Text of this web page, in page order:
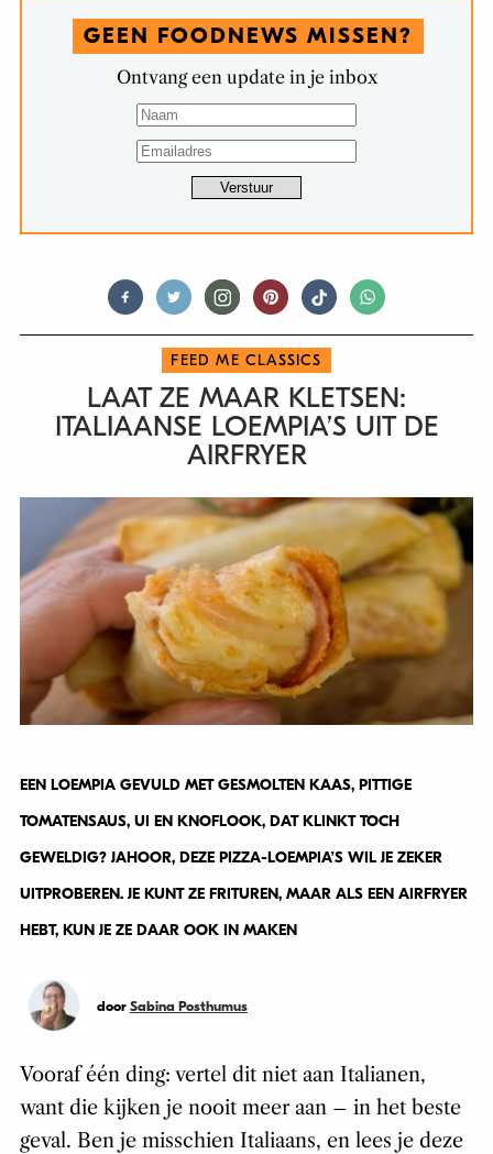
GEEN FOODNEWS MISSEN?
Ontvang een update in je inbox
FEED ME CLASSICS
LAAT ZE MAAR KLETSEN:
ITALIAANSE LOEMPIA’S UIT DE
AIRFRYER
EEN LOEMPIA GEVULD MET GESMOLTEN KAAS, PITTIGE
TOMATENSAUS, UI EN KNOFLOOK, DAT KLINKT TOCH
GEWELDIG? JAHOOR, DEZE PIZZA-LOEMPIA’S WIL JE ZEKER
UITPROBEREN. JE KUNT ZE FRITUREN, MAAR ALS EEN AIRFRYER
HEBT, KUN JE ZE DAAR OOK IN MAKEN
door Sabina Posthumus
Vooraf één ding: vertel dit niet aan Italianen,
want die kijken je nooit meer aan – in het beste
geval. Ben je misschien Italiaans, en lees je deze